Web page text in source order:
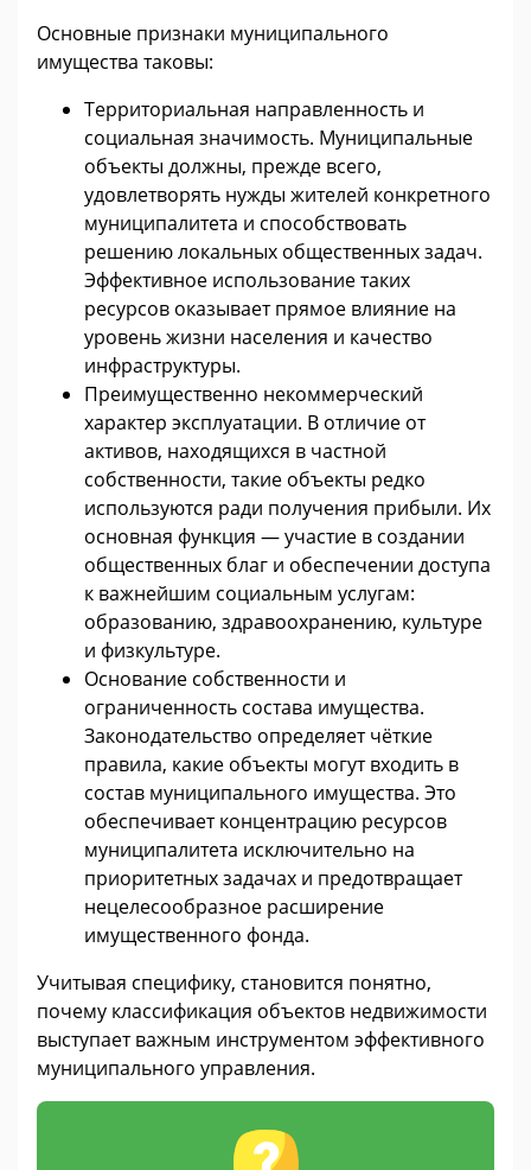
Основные признаки муниципального
имущества таковы:
Территориальная направленность и
социальная значимость. Муниципальные
объекты должны, прежде всего,
удовлетворять нужды жителей конкретного
муниципалитета и способствовать
решению локальных общественных задач.
Эффективное использование таких
ресурсов оказывает прямое влияние на
уровень жизни населения и качество
инфраструктуры.
Преимущественно некоммерческий
характер эксплуатации. В отличие от
активов, находящихся в частной
собственности, такие объекты редко
используются ради получения прибыли. Их
основная функция — участие в создании
общественных благ и обеспечении доступа
к важнейшим социальным услугам:
образованию, здравоохранению, культуре
и физкультуре.
Основание собственности и
ограниченность состава имущества.
Законодательство определяет чёткие
правила, какие объекты могут входить в
состав муниципального имущества. Это
обеспечивает концентрацию ресурсов
муниципалитета исключительно на
приоритетных задачах и предотвращает
нецелесообразное расширение
имущественного фонда.
Учитывая специфику, становится понятно,
почему классификация объектов недвижимости
выступает важным инструментом эффективного
муниципального управления.